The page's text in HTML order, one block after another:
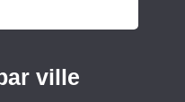
ville